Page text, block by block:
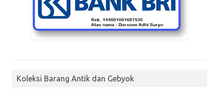
Koleksi Barang Antik dan Gebyok